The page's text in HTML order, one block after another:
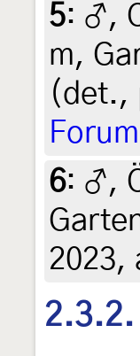
5: ♂,
m,
(det.,
Forum]
6: ♂,
2023,
2.3.2.